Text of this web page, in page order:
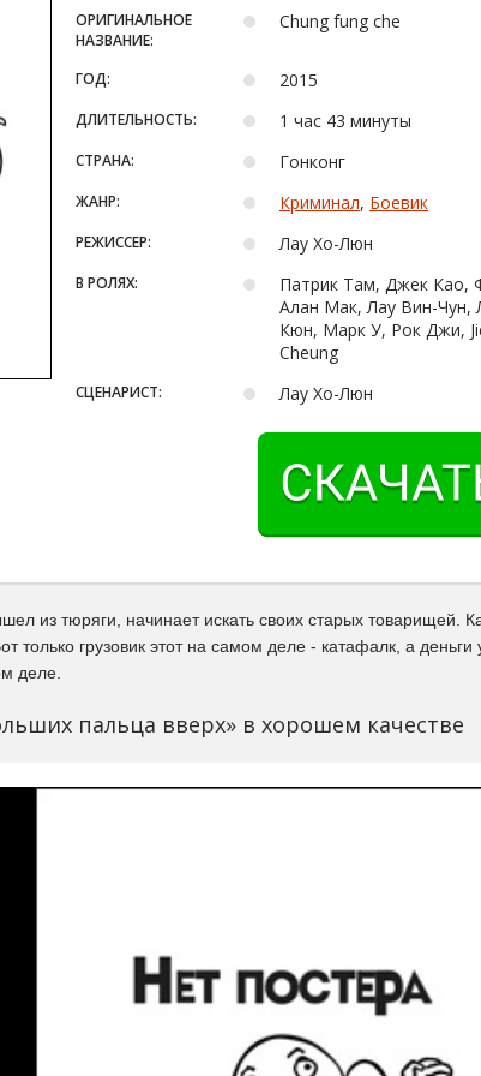
ОРИГИНАЛЬНОЕ
НАЗВАНИЕ:
Chung fung che
ГОД: 2015
ДЛИТЕЛЬНОСТЬ: 1 час 43 минуты
СТРАНА: Гонконг
ЖАНР: Криминал, Боевик
РЕЖИССЕР: Лау Хо-Люн
В РОЛЯХ:
Патрик Там, Джек Као,
Алан Мак, Лау Вин-
Кюн, Марк У, Рок Джи,
Cheung
СЦЕНАРИСТ: Лау Хо-Люн
из тюряги, начинает искать своих старых товарищей.
только грузовик этот на самом деле - катафалк, а
деле.
пальца вверх» в хорошем качестве